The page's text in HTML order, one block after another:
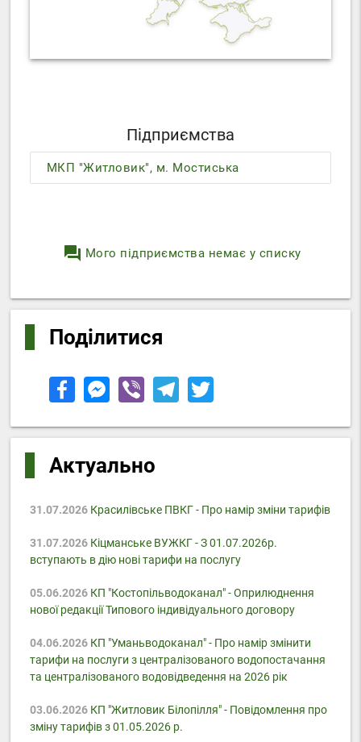
Підприємства
МКП "Житловик", м. Мостиська
question_answer Мого підприємства немає у списку
Поділитися
Актуально
31.07.2026Красилівське ПВКГ - Про намір зміни тарифів
31.07.2026Кіцманське ВУЖКГ - З 01.07.2026р.
вступають в дію нові тарифи на послугу
05.06.2026КП "Костопільводоканал" - Оприлюднення
нової редакції Типового індивідуального договору
04.06.2026КП "Уманьводоканал" - Про намір змінити
тарифи на послуги з централізованого водопостачання
та централізованого водовідведення на 2026 рік
03.06.2026КП "Житловик Білопілля" - Повідомлення про
зміну тарифів з 01.05.2026 р.